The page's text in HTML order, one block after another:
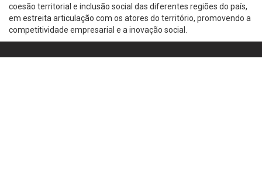
coesão territorial e inclusão social das diferentes regiões do país,
em estreita articulação com os atores do território, promovendo a
competitividade empresarial e a inovação social.